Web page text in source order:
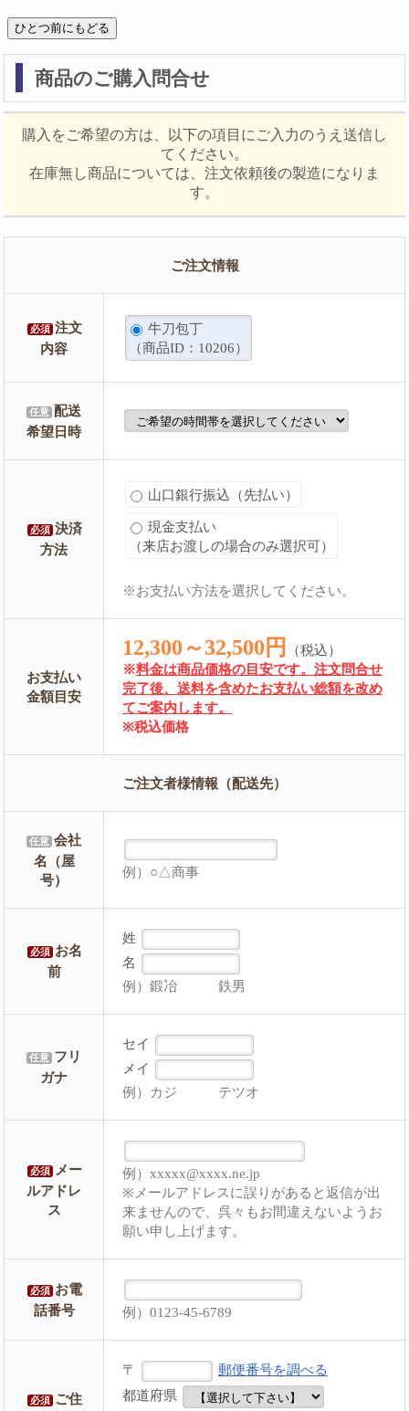
商品のご購入問合せ
購入をご希望の方は、以下の項目にご入力のうえ送信し
てください。
在庫無し商品については、注文依頼後の製造になりま
す。
ご注文情報
必須 注文
内容
牛刀包丁
（商品ID：10206）
任意 配送
希望日時
必須 決済
方法
山口銀行振込（先払い）
現金支払い
（来店お渡しの場合のみ選択可）
※お支払い方法を選択してください。
お支払い
金額目安
12,300～32,500円
（税込）
※料金は商品価格の目安です。注文問合せ
完了後、送料を含めたお支払い総額を改め
てご案内します。
※税込価格
ご注文者様情報（配送先）
任意 会社
名（屋
号）
例）○△商事
必須
お名
前
姓
名
例）鍛冶 鉄男
任意 フリ
ガナ
セイ
メイ
例）カジ テツオ
必須
メー
ルアドレ
ス
例）xxxxx@xxxx.ne.jp
※メールアドレスに誤りがあると返信が出
来ませんので、呉々もお間違えないようお
願い申し上げます。
必須
お電
話番号
例）0123-45-6789
必須
ご住
〒
郵便番号を調べる
都道府県